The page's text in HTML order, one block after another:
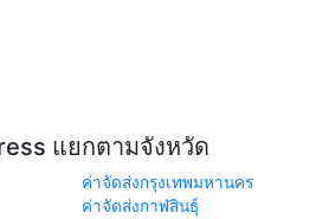
แยกตามจังหวัด
ค่าจัดส่งกรุงเทพมหานคร
ค่าจัดส่งกาฬสินธุ์